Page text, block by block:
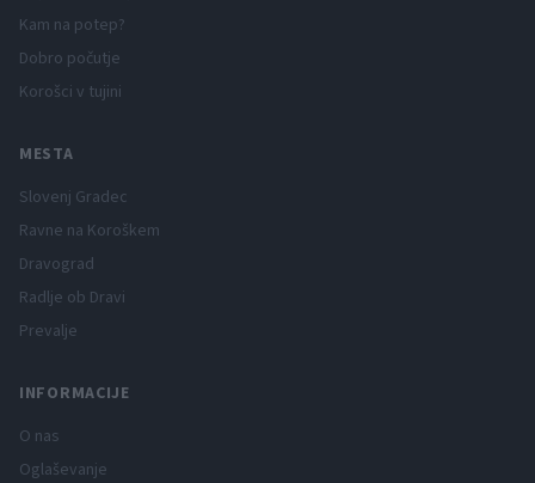
Kam na potep?
Dobro počutje
Korošci v tujini
MESTA
Slovenj Gradec
Ravne na Koroškem
Dravograd
Radlje ob Dravi
Prevalje
INFORMACIJE
O nas
Oglaševanje